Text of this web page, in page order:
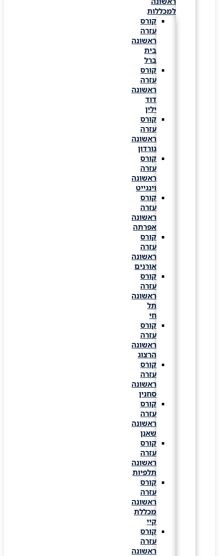
למכללות
קורס
עזרה
ראשונה
קורס
עזרה
ראשונה
קורס
עזרה
ראשונה
גורדון
קורס
עזרה
ראשונה
וינגייט
קורס
עזרה
ראשונה
אפרתה
קורס
עזרה
ראשונה
אורנים
קורס
עזרה
ראשונה
קורס
עזרה
ראשונה
הרצוג
קורס
עזרה
ראשונה
סחנין
קורס
עזרה
ראשונה
קורס
עזרה
ראשונה
תלפיות
קורס
עזרה
ראשונה
מכללת
קורס
עזרה
ראשונה